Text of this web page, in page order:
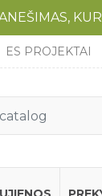
ES PROJEKTAI